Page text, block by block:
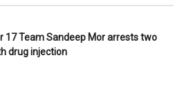
17 Team Sandeep Mor arrests two
drug injection